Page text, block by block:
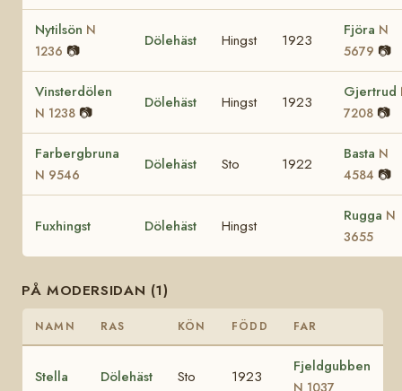
Nytilsön N
1236 📷
Dölehäst Hingst 1923
Fjöra N
5679 📷
Vinsterdölen
N 1238 📷
Dölehäst Hingst 1923
Gjertrud
7208 📷
Farbergbruna
N 9546
Dölehäst Sto 1922
Basta N
4584 📷
Fuxhingst Dölehäst Hingst
Rugga N
3655
PÅ MODERSIDAN (1)
NAMN RAS KÖN FÖDD FAR
Stella Dölehäst Sto 1923
Fjeldgubben
N 1037